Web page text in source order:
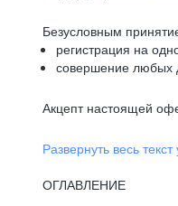
Безусловным
регистрация на
совершение любых
Акцепт настоящей
Развернуть весь
ОГЛАВЛЕНИЕ